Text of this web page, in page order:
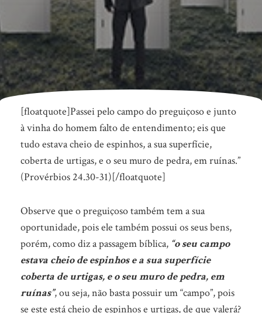
Você
está
tendo
a
oportunidade!
[floatquote]Passei pelo campo do preguiçoso e junto
à vinha do homem falto de entendimento; eis que
tudo estava cheio de espinhos, a sua superfície,
coberta de urtigas, e o seu muro de pedra, em ruínas.”
(Provérbios 24.30-31)[/floatquote]
Observe que o preguiçoso também tem a sua
oportunidade, pois ele também possui os seus bens,
porém, como diz a passagem bíblica, “o seu campo
estava cheio de espinhos e a sua superfície
coberta de urtigas, e o seu muro de pedra, em
ruínas”, ou seja, não basta possuir um “campo”, pois
se este está cheio de espinhos e urtigas, de que valerá?